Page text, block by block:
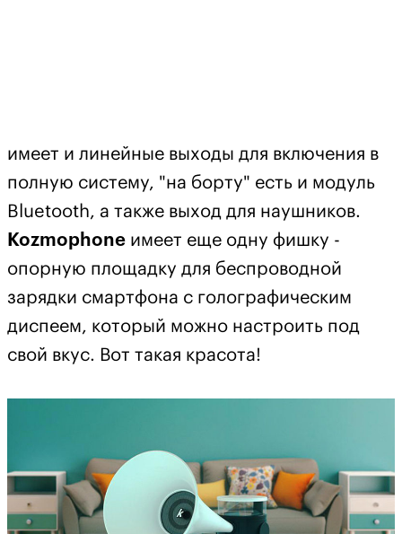
имеет и линейные выходы для включения в
полную систему, "на борту" есть и модуль
Bluetooth, а также выход для наушников.
Kozmophone имеет еще одну фишку -
опорную площадку для беспроводной
зарядки смартфона с голографическим
диспеем, который можно настроить под
свой вкус. Вот такая красота!